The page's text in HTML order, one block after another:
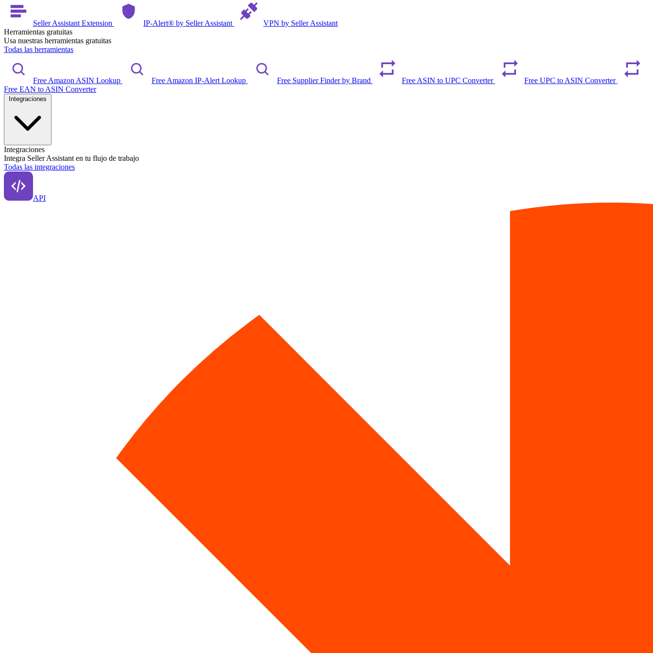
Seller Assistant Extension IP-Alert® by Seller Assistant
VPN by Seller Assistant
Herramientas gratuitas
Usa nuestras herramientas gratuitas
Todas las herramientas
Free Amazon ASIN Lookup Free Amazon IP-Alert Lookup Free Supplier Finder by Brand Free ASIN to UPC Converter
Free UPC to ASIN Converter
Free EAN to ASIN Converter
Integraciones
Integra Seller Assistant en tu flujo de trabajo
Todas las integraciones
API